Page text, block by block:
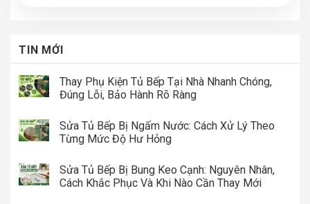
TIN MỚI
Thay Phụ Kiện Tủ Bếp Tại Nhà Nhanh Chóng,
Đúng Lỗi, Bảo Hành Rõ Ràng
Sửa Tủ Bếp Bị Ngấm Nước: Cách Xử Lý Theo
Từng Mức Độ Hư Hỏng
Sửa Tủ Bếp Bị Bung Keo Cạnh: Nguyên Nhân,
Cách Khắc Phục Và Khi Nào Cần Thay Mới